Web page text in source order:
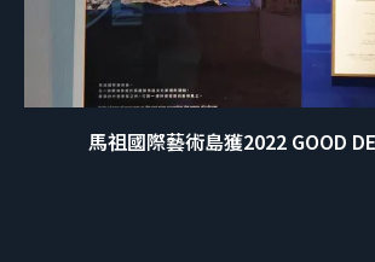
馬祖國際藝術島獲2022 GOOD